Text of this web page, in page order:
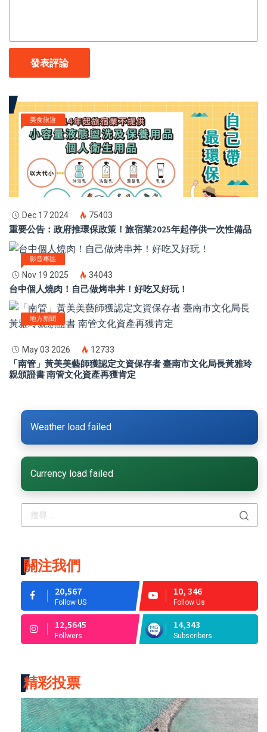
發表評論
美食旅遊
Dec 17 2024 75403
重要公告：政府推環保政策！旅宿業2025年起停供一次性備品
影音專區
Nov 19 2025 34043
台中個人燒肉！自己做烤串丼！好吃又好玩！
地方新聞
May 03 2026 12733
「南管」黃美美藝師獲認定文資保存者 臺南市文化局長黃雅玲
親頒證書 南管文化資產再獲肯定
Weather load failed
Currency load failed
關注我們
20,567
Follow US
10, 346
Follow Us
12,5645
Follwers
14,343
Subscribers
精彩投票